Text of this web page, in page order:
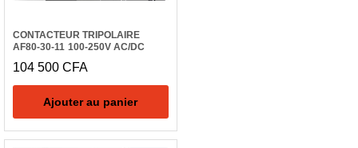
CONTACTEUR TRIPOLAIRE
AF80-30-11 100-250V AC/DC
104 500 CFA
Ajouter au panier